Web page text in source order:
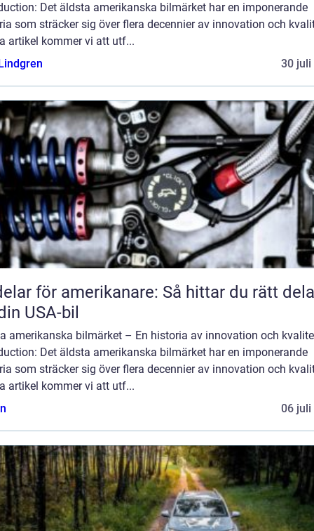
Det äldsta amerikanska bilmärket har en imponerande
som sträcker sig över flera decennier av innovation och
artikel kommer vi att utf...
30 juli
för amerikanare: Så hittar du rätt
USA-bil
amerikanska bilmärket – En historia av innovation och
Det äldsta amerikanska bilmärket har en imponerande
som sträcker sig över flera decennier av innovation och
artikel kommer vi att utf...
06 juli